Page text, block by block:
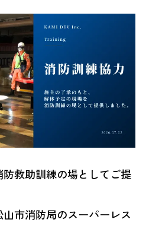
救助訓練の場としてご提
市消防局のスーパーレス